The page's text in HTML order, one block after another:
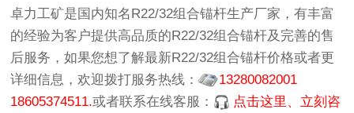
卓力工矿是国内知名R22/32组合锚杆生产厂家 ，有丰富
的经验为客户提供高品质的R22/32组合锚杆及完善的售
后服务，如果您想了解最新R22/32组合锚杆价格或者更
详细信息，欢迎拨打服务热线：
13280082001
18605374511.或者联系在线客服：
点击这里、立刻咨